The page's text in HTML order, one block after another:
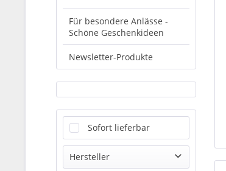
Für besondere Anlässe -
Schöne Geschenkideen
Newsletter-Produkte
Sofort lieferbar
Hersteller